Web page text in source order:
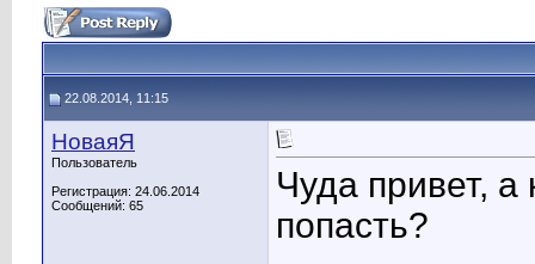
22.08.2014, 11:15
НоваяЯ
Пользователь
Регистрация: 24.06.2014
Сообщений: 65
Чуда привет, а
попасть?